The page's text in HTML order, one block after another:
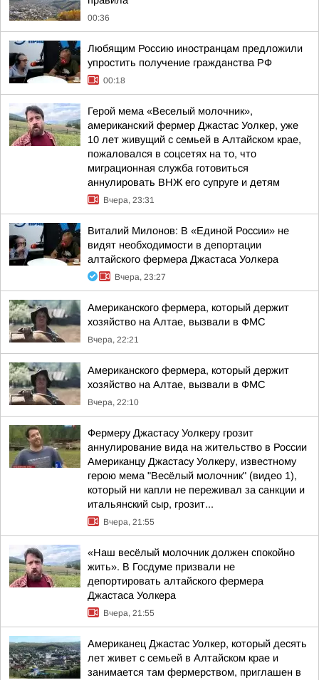
00:36
Любящим Россию иностранцам предложили
упростить получение гражданства РФ
00:18
Герой мема «Веселый молочник»,
американский фермер Джастас Уолкер, уже
10 лет живущий с семьей в Алтайском крае,
пожаловался в соцсетях на то, что
миграционная служба готовиться
аннулировать ВНЖ его супруге и детям
Вчера, 23:31
Виталий Милонов: В «Единой России» не
видят необходимости в депортации
алтайского фермера Джастаса Уолкера
Вчера, 23:27
Американского фермера, который держит
хозяйство на Алтае, вызвали в ФМС
Вчера, 22:21
Американского фермера, который держит
хозяйство на Алтае, вызвали в ФМС
Вчера, 22:10
Фермеру Джастасу Уолкеру грозит
аннулирование вида на жительство в России
Американцу Джастасу Уолкеру, известному
герою мема "Весёлый молочник" (видео 1),
который ни капли не переживал за санкции и
итальянский сыр, грозит...
Вчера, 21:55
«Наш весёлый молочник должен спокойно
жить». В Госдуме призвали не
депортировать алтайского фермера
Джастаса Уолкера
Вчера, 21:55
Американец Джастас Уолкер, который десять
лет живет с семьей в Алтайском крае и
занимается там фермерством, приглашен в